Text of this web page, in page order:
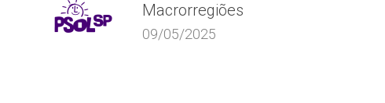
Macrorregiões
09/05/2025